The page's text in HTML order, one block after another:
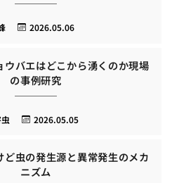
2026.05.06
ウバエはどこから湧くのか現場
の事例研究
2026.05.05
ど虫の発生源と異常発生のメカ
ニズム